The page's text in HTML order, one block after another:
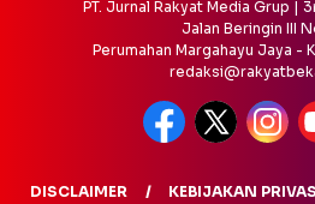
PT. Jurnal Rakyat Media Grup |
Jalan Beringin III
Perumahan Margahayu Jaya -
DISCLAIMER KEBIJAKAN